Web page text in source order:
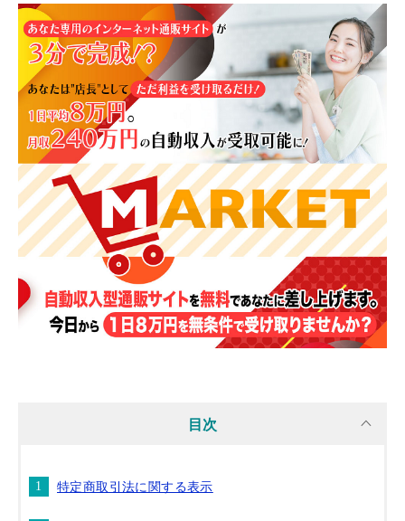
目次
特定商取引法に関する表示